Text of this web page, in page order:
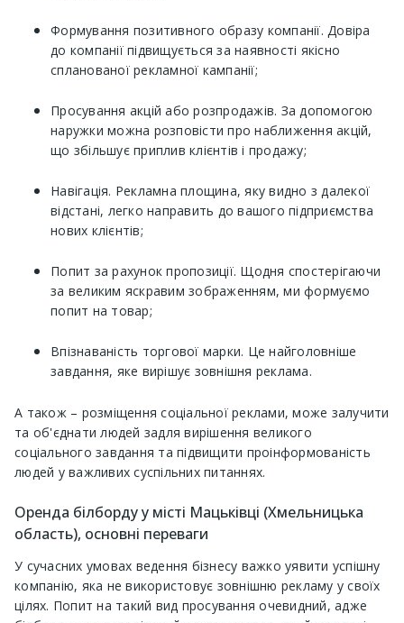
Формування позитивного образу компанії. Довіра
до компанії підвищується за наявності якісно
спланованої рекламної кампанії;
Просування акцій або розпродажів. За допомогою
наружки можна розповісти про наближення акцій,
що збільшує приплив клієнтів і продажу;
Навігація. Рекламна площина, яку видно з далекої
відстані, легко направить до вашого підприємства
нових клієнтів;
Попит за рахунок пропозиції. Щодня спостерігаючи
за великим яскравим зображенням, ми формуємо
попит на товар;
Впізнаваність торгової марки. Це найголовніше
завдання, яке вирішує зовнішня реклама.
А також – розміщення соціальної реклами, може залучити
та об'єднати людей задля вирішення великого
соціального завдання та підвищити проінформованість
людей у ​​важливих суспільних питаннях.
Оренда білборду у місті Мацьківці (Хмельницька
область), основні переваги
У сучасних умовах ведення бізнесу важко уявити успішну
компанію, яка не використовує зовнішню рекламу у своїх
цілях. Попит на такий вид просування очевидний, адже